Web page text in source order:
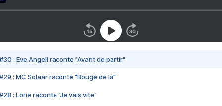
#30 : Eve Angeli raconte "Avant de partir"
#29 : MC Solaar raconte "Bouge de là"
#28 : Lorie raconte "Je vais vite"